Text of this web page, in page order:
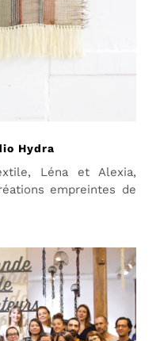
Hydra
Léna et Alexia,
empreintes de